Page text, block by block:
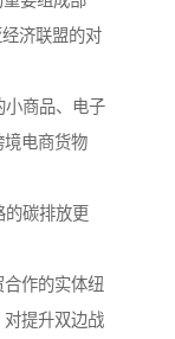
济联盟的对
小商品、电子
境电商货物
的碳排放更
作的实体纽
提升双边战